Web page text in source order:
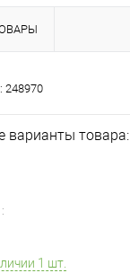
248970
варианты товара:
1 шт.